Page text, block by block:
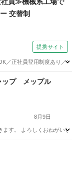
交替制
提携サイト
／正社員登用制度あり
ップ メップル
8月9日
ます。 よろしくおねがいし